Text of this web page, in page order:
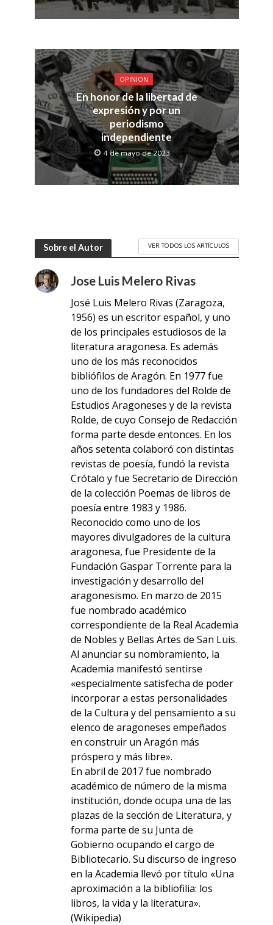
OPINION
En honor de la libertad de
expresión y por un
periodismo
independiente
4 de mayo de 2023
Sobre el Autor VER TODOS LOS ARTÍCULOS
Jose Luis Melero Rivas
José Luis Melero Rivas (Zaragoza,
1956) es un escritor español,​ y uno
de los principales estudiosos de la
literatura aragonesa. Es además
uno de los más reconocidos
bibliófilos ​de Aragón. En 1977 fue
uno de los fundadores del Rolde de
Estudios Aragoneses y de la revista
Rolde, de cuyo Consejo de Redacción
forma parte desde entonces. En los
años setenta colaboró con distintas
revistas de poesía, fundó la revista
Crótalo y fue Secretario de Dirección
de la colección Poemas de libros de
poesía entre 1983 y 1986.
Reconocido como uno de los
mayores divulgadores de la cultura
aragonesa,​ fue Presidente de la
Fundación Gaspar Torrente para la
investigación y desarrollo del
aragonesismo. En marzo de 2015
fue nombrado académico
correspondiente de la Real Academia
de Nobles y Bellas Artes de San Luis.
Al anunciar su nombramiento, la
Academia manifestó sentirse
«especialmente satisfecha de poder
incorporar a estas personalidades
de la Cultura y del pensamiento a su
elenco de aragoneses empeñados
en construir un Aragón más
próspero y más libre».
En abril de 2017 fue nombrado
académico de número de la misma
institución, donde ocupa una de las
plazas de la sección de Literatura, y
forma parte de su Junta de
Gobierno ocupando el cargo de
Bibliotecario.​ Su discurso de ingreso
en la Academia llevó por título «Una
aproximación a la bibliofilia: los
libros, la vida y la literatura».
(Wikipedia)